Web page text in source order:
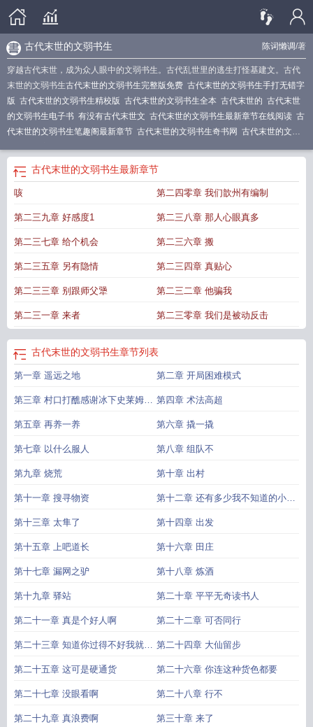
陈词懒调/著
古代末世的文弱书生
穿越古代末世，成为众人眼中的文弱书生。古代乱世里的逃生打怪基建文。古代
末世的文弱书生古代末世的文弱书生完整版免费 古代末世的文弱书生手打无错字
版 古代末世的文弱书生精校版 古代末世的文弱书生全本 古代末世的 古代末世
的文弱书生电子书 有没有古代末世文 古代末世的文弱书生最新章节在线阅读 古
代末世的文弱书生笔趣阁最新章节 古代末世的文弱书生奇书网 古代末世的文弱
末世文女弱末世文行全文阅读 末世 古代
软件
的文弱书生全文免费
古代末世的文弱书生无弹窗笔趣阁古代末世的文弱书生在
窗古代末世的文弱书生顶点中文 古代末世的文弱书生笔趣阁免费阅读无弹窗
代末世的文弱书生笔趣阁最新
古代末世的文弱书生陈词滥调
完结了吗古代末世的文弱书生免费阅读无弹窗古代末世的文弱书生无防盗
文言文古代末世的文弱书生最新章节更新古代末世的文弱书生陈词
末世的文弱书生无错版
古代末世的文弱书生123读书网古代末世的文弱书生笔
趣阁无弹窗最新章节古代末世的文弱书生无弹窗阅读古代末世的文弱书生笔趣
阁古代文弱书生图片古代末世的文弱书生笔趣阁在线
烂调古代末世的文弱书生起点中文网古代末世的文弱书生TXT古代的末世古
代末世的文弱书生笔趣阁免费阅读
古代末世的文弱书生无广告
书生全本免费
古代末世的文弱书生笔趣阁无错版古代末世的文弱书生笔趣阁
的文弱书生有多少个女主
古代末世文弱书生免费阅读古代末世的文弱书生原
生在线古言末世文古代末世的文弱书生笔趣阁手机版
阅读古代末世的文弱书生无错 古代末世的文弱书生免费
世文有哪些 古代末世的文弱书生TXT免费 末世文人古代末世的文弱书生无弹窗
免费 古代末世的文弱书生笔趣阁最新章节TXT古代末世的文弱书生百度
章节免费古代末世的文弱书生全本免费阅读古代末世的文弱书生精校版免费
古代末世的文弱书生最新章节
咳 第二四零章 我们歆州有编制
第二三九章 好感度1 第二三八章 那人心眼真多
第二三七章 给个机会 第二三六章 搬
第二三五章 另有隐情 第二三四章 真贴心
第二三三章 别跟师父犟 第二三二章 他骗我
第二三一章 来者 第二三零章 我们是被动反击
古代末世的文弱书生章节列表
第一章 遥远之地 第二章 开局困难模式
第三章 村口打醮感谢冰下史莱姆的
白银萌
第四章 术法高超
第五章 再养一养 第六章 撬一撬
第七章 以什么服人 第八章 组队不
第九章 烧荒 第十章 出村
第十一章 搜寻物资 第十二章 还有多少我不知道的小才
艺
第十三章 太隼了 第十四章 出发
第十五章 上吧道长 第十六章 田庄
第十七章 漏网之驴 第十八章 炼酒
第十九章 驿站 第二十章 平平无奇读书人
第二十一章 真是个好人啊 第二十二章 可否同行
第二十三章 知道你过得不好我就安
心了
第二十四章 大仙留步
第二十五章 这可是硬通货 第二十六章 你连这种货色都要
第二十七章 没眼看啊 第二十八章 行不
第二十九章 真浪费啊 第三十章 来了